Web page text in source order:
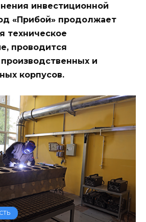
инвестиционной
«Прибой» продолжает
техническое
проводится
и
корпусов.